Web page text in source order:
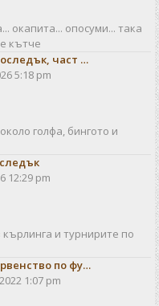
окапита... опосуми... така
кътче
част …
5:18 pm
голфа, бингото и
12:29 pm
и турнирите по
по фу…
1:07 pm